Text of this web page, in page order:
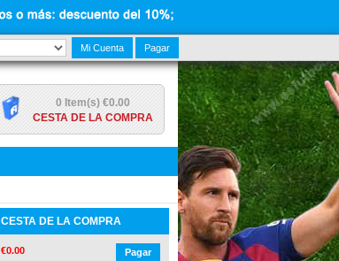
Pagar
Mi Cuenta
0 Item(s) €0.00
CESTA DE LA COMPRA
CESTA DE LA COMPRA
€0.00 Pagar